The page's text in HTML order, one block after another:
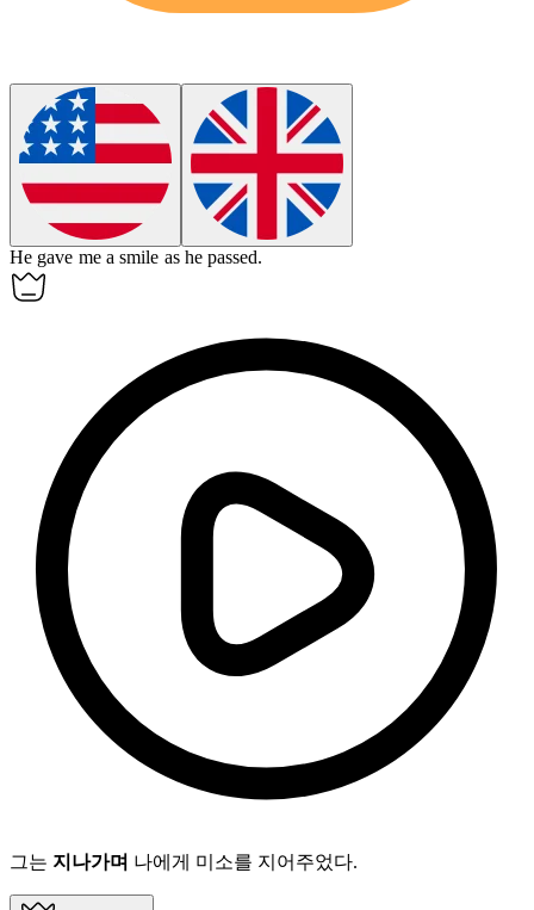
He gave me a smile as hepassed.
그는 지나가며 나에게 미소를 지어주었다.